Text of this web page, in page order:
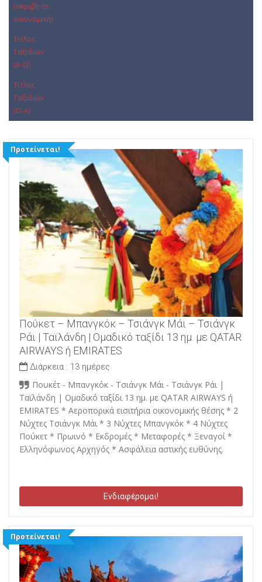
(ακριβή σε
οικονομική)
Τίτλος
Ταξιδιών
(Α-Ω)
Τίτλος
Ταξιδιών
(Ω-Α)
Προτείνεται!
Πούκετ – Μπανγκόκ – Τσιάνγκ Μάι – Τσιάνγκ
Ράι | Ταϊλάνδη | Ομαδικό ταξίδι 13 ημ. με QATAR
AIRWAYS ή EMIRATES
Διάρκεια : 13 ημέρες
Πουκέτ - Μπανγκόκ - Τσιάνγκ Μάι - Τσιάνγκ Ράι |
Ταϊλάνδη | Ομαδικό ταξίδι 13 ημ. με QATAR AIRWAYS ή
EMIRATES * Αεροπορικά εισιτήρια οικονομικής θέσης * 2
Νύχτες Τσιάνγκ Μάι * 3 Νύχτες Μπανγκόκ * 4 Νύχτες
Πούκετ * Πρωινό * Εκδρομές * Μεταφορές * Ξεναγοί *
Ελληνόφωνος Αρχηγός * Ασφάλεια αστικής ευθύνης.
Ενδιαφέρομαι!
Προτείνεται!